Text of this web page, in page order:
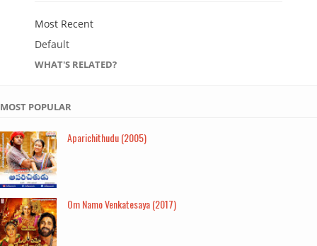
Most Recent
Default
WHAT'S RELATED?
MOST POPULAR
Aparichithudu (2005)
Om Namo Venkatesaya (2017)